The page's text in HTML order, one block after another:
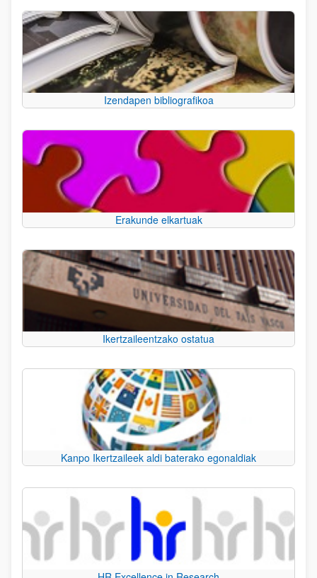
Izendapen bibliografikoa
Erakunde elkartuak
Ikertzaileentzako ostatua
Kanpo Ikertzaileek aldi baterako egonaldiak